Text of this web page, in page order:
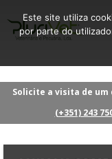
Solicite a visita de
(+351) 243
Este site utiliza
por parte do